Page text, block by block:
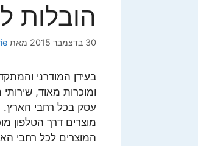
הובלות
30 בדצמבר 2015 מאת
בעידן המודרני
ומוכרות מאוד,
עסק בכל רחבי הארץ.
מוצרים דרך הטלפון
המוצרים לכל רחבי